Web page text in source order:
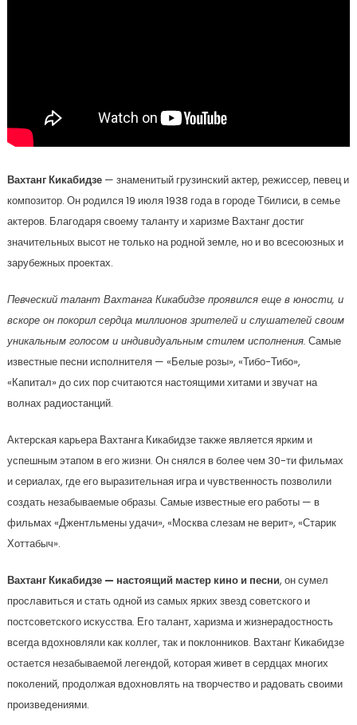
Вахтанг Кикабидзе— знаменитый грузинский актер, режиссер, певец и
композитор. Он родился 19 июля 1938 года в городе Тбилиси, в семье
актеров. Благодаря своему таланту и харизме Вахтанг достиг
значительных высот не только на родной земле, но и во всесоюзных и
зарубежных проектах.
Певческий талант Вахтанга Кикабидзе проявился еще в юности, и
вскоре он покорил сердца миллионов зрителей и слушателей своим
уникальным голосом и индивидуальным стилем исполнения. Самые
известные песни исполнителя — «Белые розы», «Тибо-Тибо»,
«Капитал» до сих пор считаются настоящими хитами и звучат на
волнах радиостанций.
Актерская карьера Вахтанга Кикабидзе также является ярким и
успешным этапом в его жизни. Он снялся в более чем 30-ти фильмах
и сериалах, где его выразительная игра и чувственность позволили
создать незабываемые образы. Самые известные его работы — в
фильмах «Джентльмены удачи», «Москва слезам не верит», «Старик
Хоттабыч».
Вахтанг Кикабидзе — настоящий мастер кино и песни, он сумел
прославиться и стать одной из самых ярких звезд советского и
постсоветского искусства. Его талант, харизма и жизнерадостность
всегда вдохновляли как коллег, так и поклонников. Вахтанг Кикабидзе
остается незабываемой легендой, которая живет в сердцах многих
поколений, продолжая вдохновлять на творчество и радовать своими
произведениями.